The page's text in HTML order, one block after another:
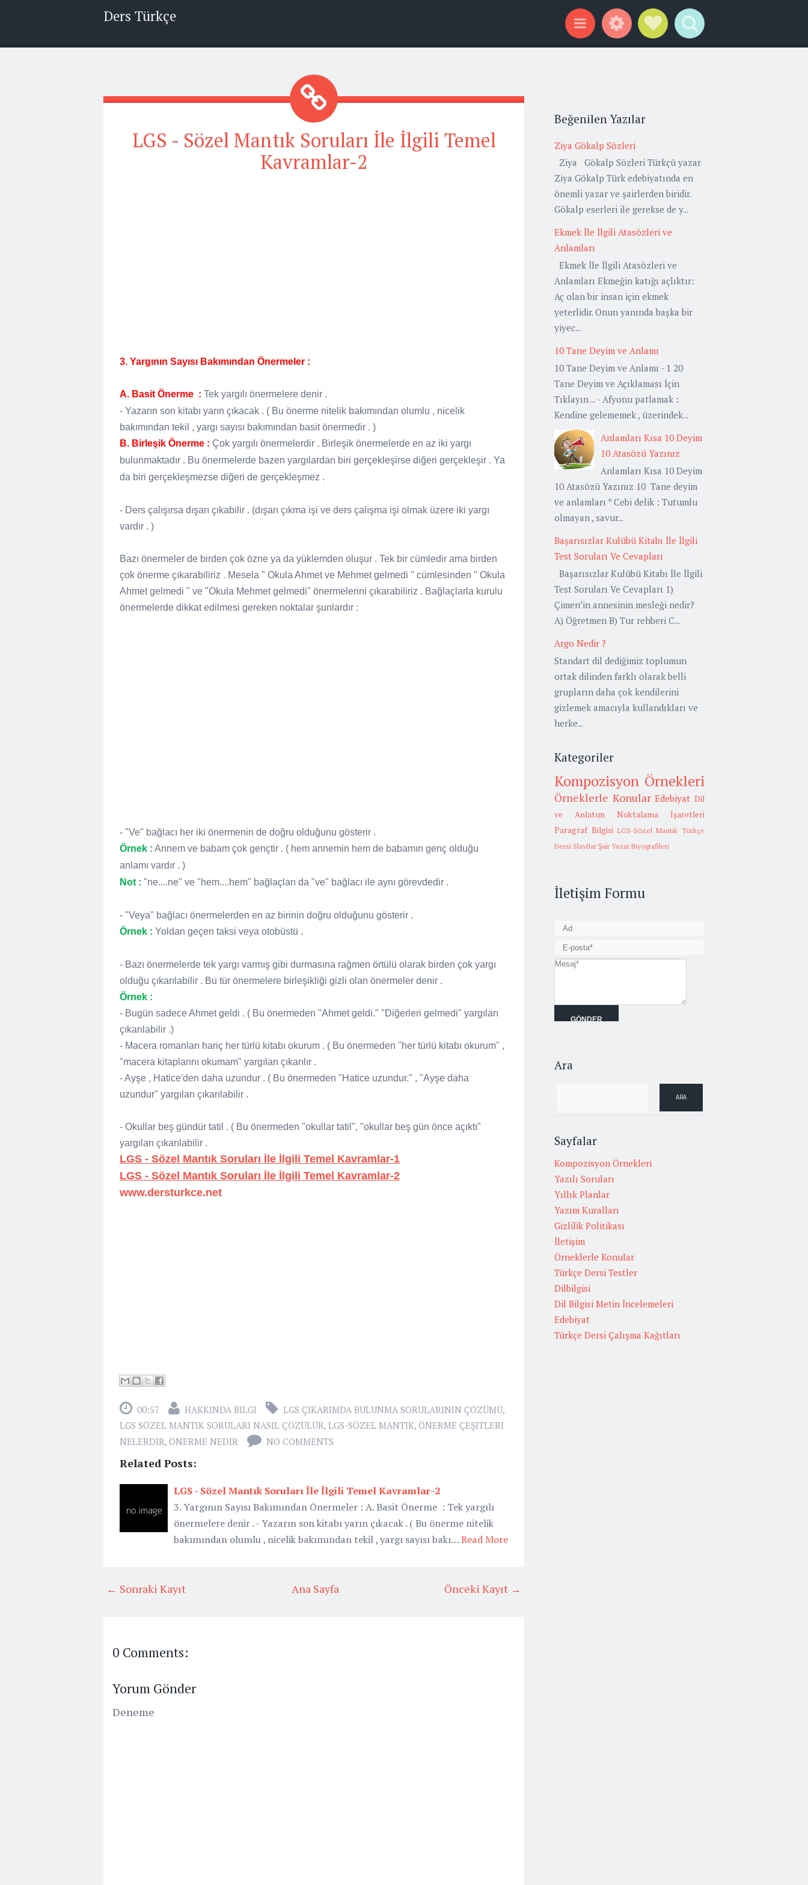
Ders Türkçe
Menu WidgetsSocial Links
Search
LGS - Sözel Mantık Soruları İle İlgili Temel
Kavramlar-2
3. Yargının Sayısı Bakımından Önermeler :
A. Basit Önerme : Tek yargılı önermelere denir .
- Yazarın son kitabı yarın çıkacak . ( Bu önerme nitelik bakımından olumlu , nicelik
bakımından tekil , yargı sayısı bakımından basit önermedir . )
B. Birleşik Önerme : Çok yargılı önermelerdir . Birleşik önermelerde en az iki yargı
bulunmaktadır . Bu önermelerde bazen yargılardan biri gerçekleşirse diğeri gerçekleşir . Ya
da biri gerçekleşmezse diğeri de gerçekleşmez .
- Ders çalışırsa dışarı çıkabilir . (dışarı çıkma işi ve ders çalışma işi olmak üzere iki yargı
vardır . )
Bazı önermeler de birden çok özne ya da yüklemden oluşur . Tek bir cümledir ama birden
çok önerme çıkarabiliriz . Mesela " Okula Ahmet ve Mehmet gelmedi " cümlesinden " Okula
Ahmet gelmedi " ve "Okula Mehmet gelmedi" önermelerini çıkarabiliriz . Bağlaçlarla kurulu
önermelerde dikkat edilmesi gereken noktalar şunlardır :
- "Ve" bağlacı her iki önermenin de doğru olduğunu gösterir .
Örnek : Annem ve babam çok gençtir . ( hem annemin hem de babamın genç olduğu
anlamı vardır . )
Not : "ne....ne" ve "hem....hem" bağlaçları da "ve" bağlacı ile aynı görevdedir .
- "Veya" bağlacı önermelerden en az birinin doğru olduğunu gösterir .
Örnek : Yoldan geçen taksi veya otobüstü .
- Bazı önermelerde tek yargı varmış gibi durmasına rağmen örtülü olarak birden çok yargı
olduğu çıkarılabilir . Bu tür önermelere birleşikliği gizli olan önermeler denir .
Örnek :
- Bugün sadece Ahmet geldi . ( Bu önermeden "Ahmet geldi." "Diğerleri gelmedi" yargıları
çıkarılabilir .)
- Macera romanları hariç her türlü kitabı okurum . ( Bu önermeden "her türlü kitabı okurum" ,
"macera kitaplarını okumam" yargıları çıkarılır .
- Ayşe , Hatice'den daha uzundur . ( Bu önermeden "Hatice uzundur." , "Ayşe daha
uzundur" yargıları çıkarılabilir .
- Okullar beş gündür tatil . ( Bu önermeden "okullar tatil", "okullar beş gün önce açıktı"
yargıları çıkarılabilir .
LGS - Sözel Mantık Soruları İle İlgili Temel Kavramlar-1
LGS - Sözel Mantık Soruları İle İlgili Temel Kavramlar-2
www.dersturkce.net
00:57 HAKKINDA BILGI LGS ÇIKARIMDA BULUNMA SORULARININ ÇÖZÜMÜ,
LGS SÖZEL MANTIK SORULARI NASIL ÇÖZÜLÜR, LGS-SÖZEL MANTIK, ÖNERME ÇEŞITLERI
NELERDIR, ÖNERME NEDIR NO COMMENTS
Related Posts:
LGS - Sözel Mantık Soruları İle İlgili Temel Kavramlar-2
3. Yargının Sayısı Bakımından Önermeler : A. Basit Önerme : Tek yargılı
önermelere denir . - Yazarın son kitabı yarın çıkacak . ( Bu önerme nitelik
bakımından olumlu , nicelik bakımından tekil , yargı sayısı bakı…Read More
← Sonraki Kayıt Önceki Kayıt →
Ana Sayfa
0 Comments:
Yorum Gönder
Deneme
Beğenilen Yazılar
Ziya Gökalp Sözleri
Ziya Gökalp Sözleri Türkçü yazar
Ziya Gökalp Türk edebiyatında en
önemli yazar ve şairlerden biridir.
Gökalp eserleri ile gerekse de y...
Ekmek İle İlgili Atasözleri ve
Anlamları
Ekmek İle İlgili Atasözleri ve
Anlamları Ekmeğin katığı açlıktır:
Aç olan bir insan için ekmek
yeterlidir. Onun yanında başka bir
yiyec...
10 Tane Deyim ve Anlamı
10 Tane Deyim ve Anlamı - 1 20
Tane Deyim ve Açıklaması İçin
Tıklayın ... - Afyonu patlamak :
Kendine gelememek , üzerindek...
Anlamları Kısa 10 Deyim
10 Atasözü Yazınız
Anlamları Kısa 10 Deyim
10 Atasözü Yazınız 10 Tane deyim
ve anlamları * Cebi delik : Tutumlu
olmayan , savur...
Başarısızlar Kulübü Kitabı İle İlgili
Test Soruları Ve Cevapları
Başarısızlar Kulübü Kitabı İle İlgili
Test Soruları Ve Cevapları 1)
Çimen’in annesinin mesleği nedir?
A) Öğretmen B) Tur rehberi C...
Argo Nedir ?
Standart dil dediğimiz toplumun
ortak dilinden farklı olarak belli
grupların daha çok kendilerini
gizlemek amacıyla kullandıkları ve
herke...
Kategoriler
Kompozisyon Örnekleri
Örneklerle Konular Edebiyat Dil
ve Anlatım
Noktalama İşaretleri
Paragraf Bilgisi LGS-Sözel Mantık Türkçe
Dersi Slaytlar Şair Yazar Biyografileri
İletişim Formu
Ara
Sayfalar
Kompozisyon Örnekleri
Yazılı Soruları
Yıllık Planlar
Yazım Kuralları
Gizlilik Politikası
İletişim
Örneklerle Konular
Türkçe Dersi Testler
Dilbilgisi
Dil Bilgisi Metin İncelemeleri
Edebiyat
Türkçe Dersi Çalışma Kağıtları